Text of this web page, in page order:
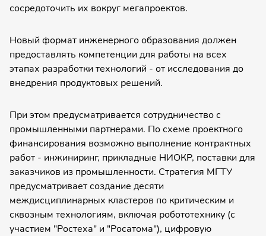
сосредоточить их вокруг мегапроектов.
Новый формат инженерного образования должен
предоставлять компетенции для работы на всех
этапах разработки технологий - от исследования до
внедрения продуктовых решений.
При этом предусматривается сотрудничество с
промышленными партнерами. По схеме проектного
финансирования возможно выполнение контрактных
работ - инжиниринг, прикладные НИОКР, поставки для
заказчиков из промышленности. Стратегия МГТУ
предусматривает создание десяти
междисциплинарных кластеров по критическим и
сквозным технологиям, включая робототехнику (с
участием "Ростеха" и "Росатома"), цифровую